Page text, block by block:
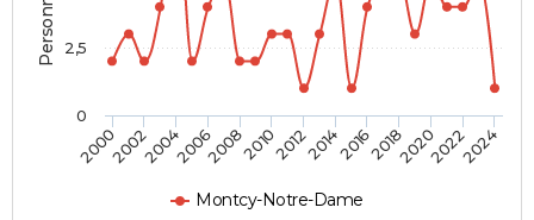
Montcy-Notre-Dame
2000200220042006200820102012201420162018202020222024
0
2,5